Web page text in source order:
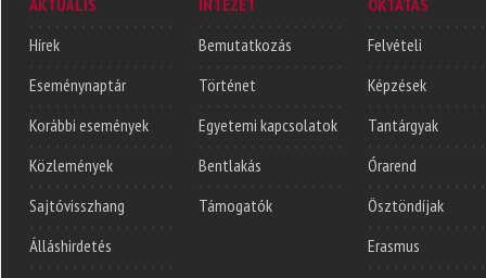
Hírek
Eseménynaptár
Korábbi események
Közlemények
Sajtóvisszhang
Álláshirdetés
Bemutatkozás
Történet
Egyetemi kapcsolatok
Bentlakás
Támogatók
Felvételi
Képzések
Tantárgyak
Órarend
Ösztöndíjak
Erasmus